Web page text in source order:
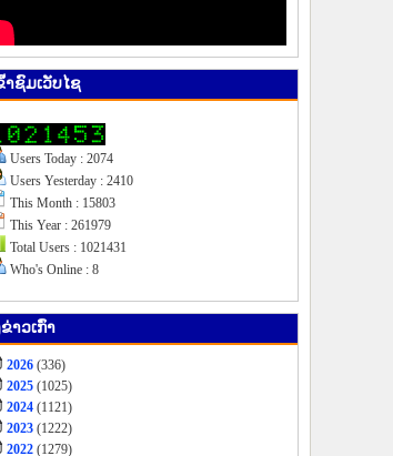
າ​ຊົມ​ເວັບ​ໄຊ
Users Today : 2074
Users Yesterday : 2410
This Month : 15803
This Year : 261979
Total Users : 1021431
Who's Online : 8
ຂ່າວ​ເກົ່າ
2026 (336)
2025 (1025)
2024 (1121)
2023 (1222)
2022 (1279)